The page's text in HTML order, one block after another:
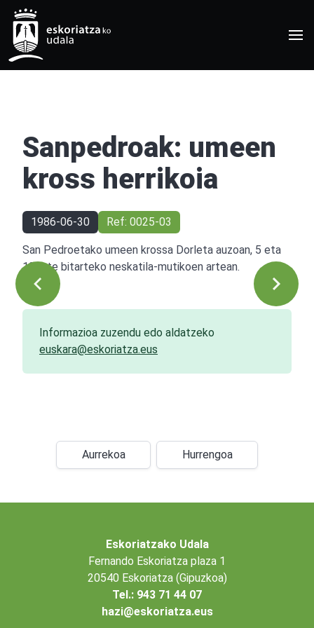
Sanpedroak: umeen
kross herrikoia
1986-06-30 Ref: 0025-03
San Pedroetako umeen krossa Dorleta auzoan, 5 eta
13 urte bitarteko neskatila-mutikoen artean.
Informazioa zuzendu edo aldatzeko
euskara@eskoriatza.eus
Aurrekoa Hurrengoa
Eskoriatzako Udala
Fernando Eskoriatza plaza 1
20540 Eskoriatza (Gipuzkoa)
Tel.: 943 71 44 07
hazi@eskoriatza.eus